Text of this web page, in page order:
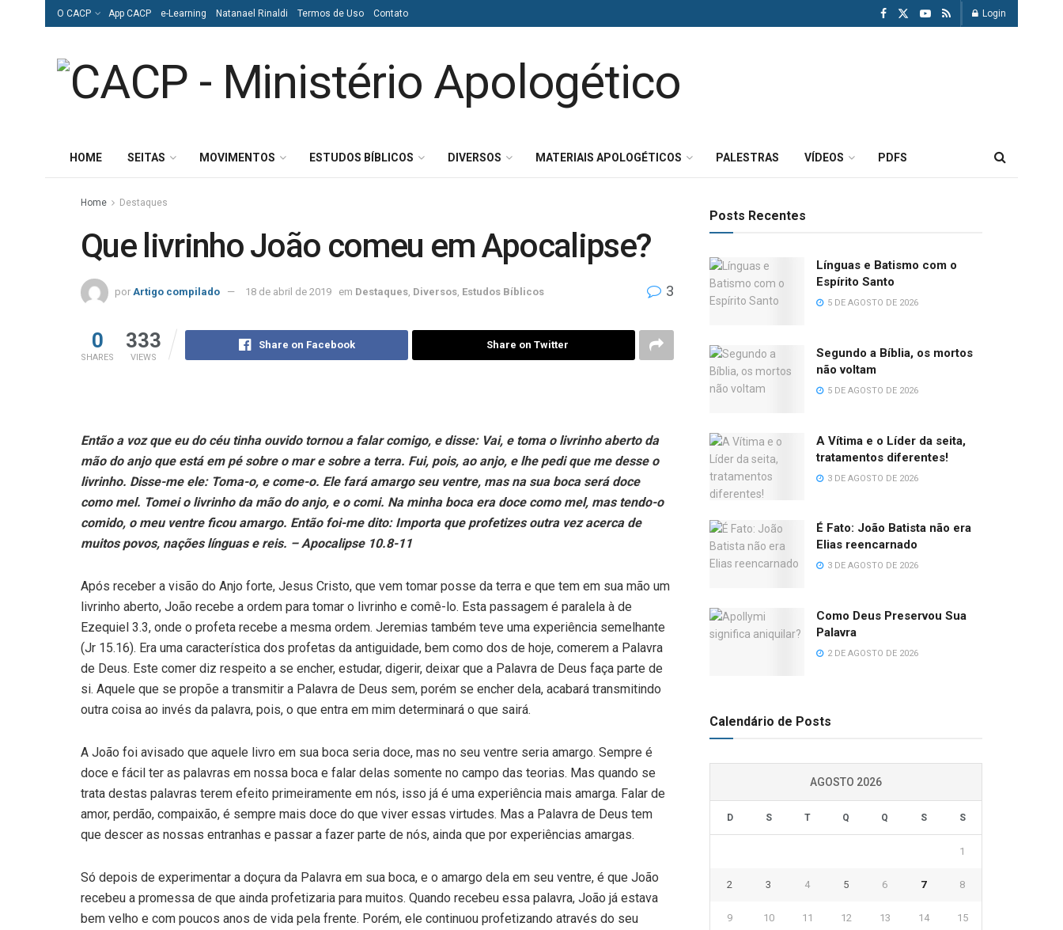
O CACP App CACP e-Learning Natanael Rinaldi Termos de Uso Contato Login
HOME SEITAS MOVIMENTOS ESTUDOS BÍBLICOS DIVERSOS MATERIAIS APOLOGÉTICOS PALESTRAS VÍDEOS PDFS
Home Destaques
Que livrinho João comeu em Apocalipse?
por Artigo compilado 18 de abril de 2019 em Destaques Diversos Estudos Bíblicos 3
0
SHARES
333
VIEWS
Share on Facebook Share on Twitter
Então a voz que eu do céu tinha ouvido tornou a falar comigo, e disse: Vai, e toma o livrinho aberto da
mão do anjo que está em pé sobre o mar e sobre a terra. Fui, pois, ao anjo, e lhe pedi que me desse o
livrinho. Disse-me ele: Toma-o, e come-o. Ele fará amargo seu ventre, mas na sua boca será doce
como mel. Tomei o livrinho da mão do anjo, e o comi. Na minha boca era doce como mel, mas tendo-o
comido, o meu ventre ficou amargo. Então foi-me dito: Importa que profetizes outra vez acerca de
muitos povos, nações línguas e reis. – Apocalipse 10.8-11
Após receber a visão do Anjo forte, Jesus Cristo, que vem tomar posse da terra e que tem em sua mão um
livrinho aberto, João recebe a ordem para tomar o livrinho e comê-lo. Esta passagem é paralela à de
Ezequiel 3.3, onde o profeta recebe a mesma ordem. Jeremias também teve uma experiência semelhante
(Jr 15.16). Era uma característica dos profetas da antiguidade, bem como dos de hoje, comerem a Palavra
de Deus. Este comer diz respeito a se encher, estudar, digerir, deixar que a Palavra de Deus faça parte de
si. Aquele que se propõe a transmitir a Palavra de Deus sem, porém se encher dela, acabará transmitindo
outra coisa ao invés da palavra, pois, o que entra em mim determinará o que sairá.
A João foi avisado que aquele livro em sua boca seria doce, mas no seu ventre seria amargo. Sempre é
doce e fácil ter as palavras em nossa boca e falar delas somente no campo das teorias. Mas quando se
trata destas palavras terem efeito primeiramente em nós, isso já é uma experiência mais amarga. Falar de
amor, perdão, compaixão, é sempre mais doce do que viver essas virtudes. Mas a Palavra de Deus tem
que descer as nossas entranhas e passar a fazer parte de nós, ainda que por experiências amargas.
Só depois de experimentar a doçura da Palavra em sua boca, e o amargo dela em seu ventre, é que João
recebeu a promessa de que ainda profetizaria para muitos. Quando recebeu essa palavra, João já estava
bem velho e com poucos anos de vida pela frente. Porém, ele continuou profetizando através do seu
Posts Recentes
Línguas e Batismo com o
Espírito Santo
5 DE AGOSTO DE 2026
Segundo a Bíblia, os mortos
não voltam
5 DE AGOSTO DE 2026
A Vítima e o Líder da seita,
tratamentos diferentes!
3 DE AGOSTO DE 2026
É Fato: João Batista não era
Elias reencarnado
3 DE AGOSTO DE 2026
Como Deus Preservou Sua
Palavra
2 DE AGOSTO DE 2026
Calendário de Posts
AGOSTO 2026
D S T Q Q S S
1
2 3 4 5 6 7 8
9 10 11 12 13 14 15